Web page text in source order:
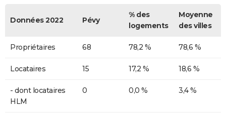
Données 2022 Pévy
% des
logements
Moyenne
des villes
Propriétaires 68 78,2 % 78,6 %
Locataires 15 17,2 % 18,6 %
- dont locataires
HLM
0 0,0 % 3,4 %